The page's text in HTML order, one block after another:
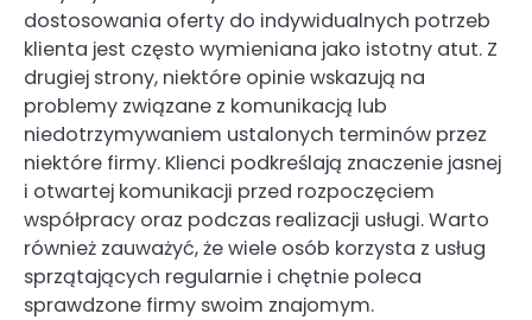
dostosowania oferty do indywidualnych potrzeb
klienta jest często wymieniana jako istotny atut. Z
drugiej strony, niektóre opinie wskazują na
problemy związane z komunikacją lub
niedotrzymywaniem ustalonych terminów przez
niektóre firmy. Klienci podkreślają znaczenie jasnej
i otwartej komunikacji przed rozpoczęciem
współpracy oraz podczas realizacji usługi. Warto
również zauważyć, że wiele osób korzysta z usług
sprzątających regularnie i chętnie poleca
sprawdzone firmy swoim znajomym.